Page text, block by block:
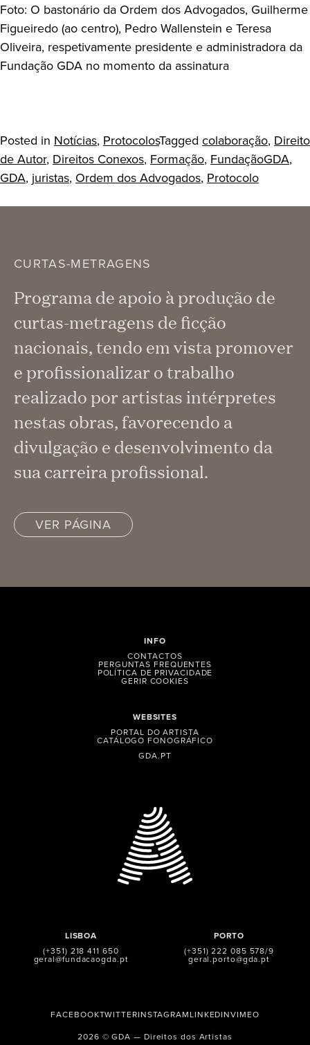
Foto: O bastonário da Ordem dos Advogados, Guilherme
Figueiredo (ao centro), Pedro Wallenstein e Teresa
Oliveira, respetivamente presidente e administradora da
Fundação GDA no momento da assinatura
Posted in Notícias, ProtocolosTagged colaboração, Direito
de Autor, Direitos Conexos, Formação, FundaçãoGDA,
GDA, juristas, Ordem dos Advogados, Protocolo
CURTAS-METRAGENS
Programa de apoio à produção de
curtas-metragens de ficção
nacionais, tendo em vista promover
e profissionalizar o trabalho
realizado por artistas intérpretes
nestas obras, favorecendo a
divulgação e desenvolvimento da
sua carreira profissional.
VER PÁGINA
LISBOA
(+351) 218 411 650
geral@fundacaogda.pt
PORTO
(+351) 222 085 578/9
geral.porto@gda.pt
WEBSITES
PORTAL DO ARTISTA
CATÁLOGO FONOGRÁFICO
GDA.PT
INFO
CONTACTOS
PERGUNTAS FREQUENTES
POLÍTICA DE PRIVACIDADE
GERIR COOKIES
2026 © GDA — Direitos dos Artistas
FACEBOOKTWITTERINSTAGRAMLINKEDINVIMEO